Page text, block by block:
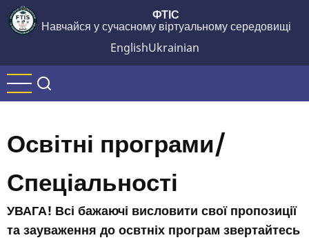
Перейти
до
вмісту
ФТІС
Навчайся у сучасному віртуальному середовищі
EnglishUkrainian
Освітні програми/
Спеціальності
УВАГА! Всі бажаючі висловити свої пропозиції
та зауваження до освтніх програм звертайтесь